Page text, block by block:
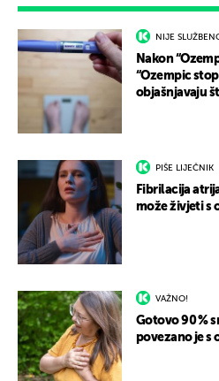
NIJE
Nakon
“Ozempic
objašnjavaju
PIŠE LIJEČNIK
Fibrilacija
može živjeti s
VAŽNO!
Gotovo 90 %
povezano je s